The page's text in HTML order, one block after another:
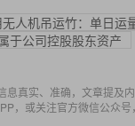
无人机吊运竹：单日
于公司控股股东资产
息真实、准确，文章提及
，或关注官方微信公众